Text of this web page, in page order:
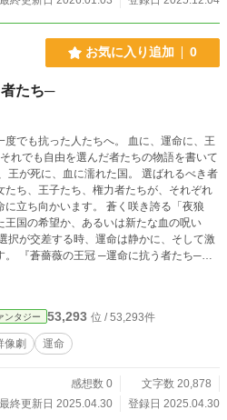
お気に入り追加 0
たち─
度でも抗った人たちへ。 血に、運命に、王
れでも自由を選んだ者たちの物語を書いて
王が死に、血に濡れた国。 選ばれるべき者
たち、王子たち、権力者たちが、それぞれ
に立ち向かいます。 蒼く咲き誇る「夜狼
王国の希望か、あるいは新たな血の呪い
択が交差する時、運命は静かに、そして激
。 『蒼薔薇の王冠 ─運命に抗う者たち─』
切り、そして自由を求める闘いの先に──
、きっと「抗う心」が灯るはず。 そんな
ら嬉しいです。
ンタジー 53,293 位 / 53,293件
像劇 運命
感想数 0
文字数 20,878
最終更新日 2025.04.30
登録日 2025.04.30